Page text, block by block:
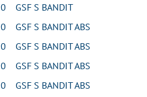
GSF S BANDIT
S BANDIT ABS
S BANDIT ABS
S BANDIT ABS
S BANDIT ABS